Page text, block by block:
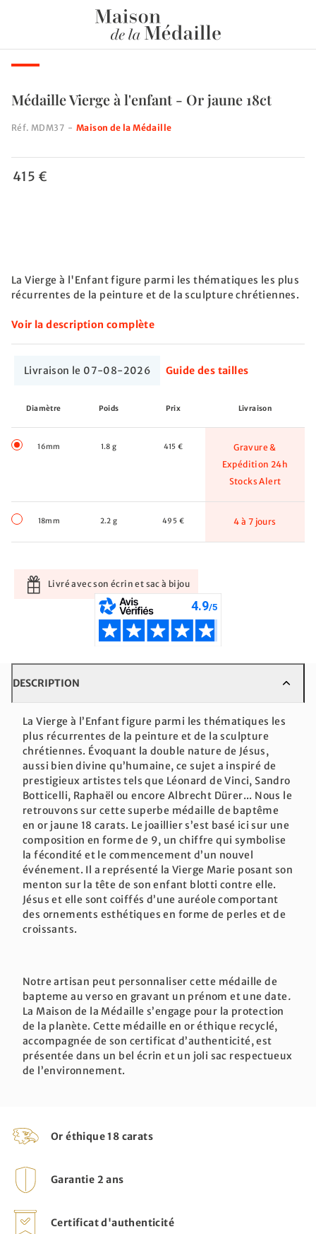
Médaille Vierge à l'enfant - Or jaune 18ct
Réf. MDM37 -Maison de la Médaille
415 €
La Vierge à l'Enfant figure parmi les thématiques les plus
récurrentes de la peinture et de la sculpture chrétiennes.
Voir la description complète
Livraison le 07-08-2026 Guide des tailles
Diamètre Poids Prix Livraison
16mm 1.8 g 415 €
Gravure &
Expédition 24h
Stocks Alert
18mm 2.2 g 495 € 4 à 7 jours
Livré avec son écrin et sac à bijou
DESCRIPTION
La Vierge à l’Enfant figure parmi les thématiques les
plus récurrentes de la peinture et de la sculpture
chrétiennes. Évoquant la double nature de Jésus,
aussi bien divine qu’humaine, ce sujet a inspiré de
prestigieux artistes tels que Léonard de Vinci, Sandro
Botticelli, Raphaël ou encore Albrecht Dürer... Nous le
retrouvons sur cette superbe médaille de baptême
en or jaune 18 carats. Le joaillier s’est basé ici sur une
composition en forme de 9, un chiffre qui symbolise
la fécondité et le commencement d’un nouvel
événement. Il a représenté la Vierge Marie posant son
menton sur la tête de son enfant blotti contre elle.
Jésus et elle sont coiffés d’une auréole comportant
des ornements esthétiques en forme de perles et de
croissants.
Notre artisan peut personnaliser cette médaille de
bapteme au verso en gravant un prénom et une date.
La Maison de la Médaille s’engage pour la protection
de la planète. Cette médaille en or éthique recyclé,
accompagnée de son certificat d’authenticité, est
présentée dans un bel écrin et un joli sac respectueux
de l’environnement.
Or éthique 18 carats
Garantie 2 ans
Certificat d'authenticité